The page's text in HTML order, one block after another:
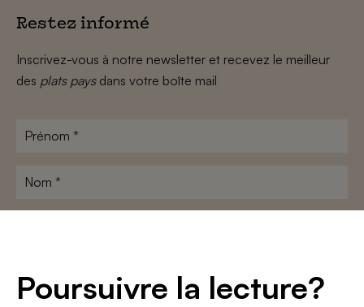
Poursuivre la lecture?
Restez informé
Inscrivez-vous à notre newsletter et recevez le meilleur
des plats paysdans votre boîte mail
Prénom
Nom
J'accepte les termes et conditions etla politique de confidentialité